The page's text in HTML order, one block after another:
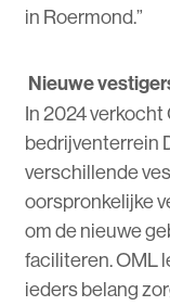
in Roermond.”
Nieuwe
In 2024 verkocht
bedrijventerrein
verschillende
oorspronkelijke
om de nieuwe
faciliteren. OML
ieders belang